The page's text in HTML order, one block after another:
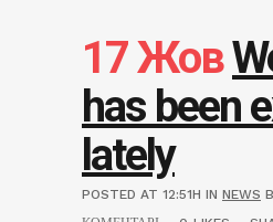
17 Жов
has been
lately
POSTED AT 12:51H IN NEWS